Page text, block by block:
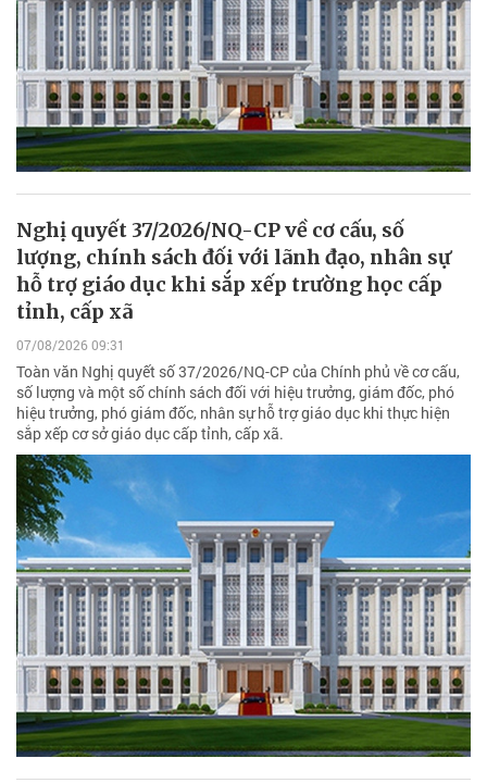
Nghị quyết 37/2026/NQ-CP về cơ cấu, số
lượng, chính sách đối với lãnh đạo, nhân sự
hỗ trợ giáo dục khi sắp xếp trường học cấp
tỉnh, cấp xã
07/08/2026 09:31
Toàn văn Nghị quyết số 37/2026/NQ-CP của Chính phủ về cơ cấu,
số lượng và một số chính sách đối với hiệu trưởng, giám đốc, phó
hiệu trưởng, phó giám đốc, nhân sự hỗ trợ giáo dục khi thực hiện
sắp xếp cơ sở giáo dục cấp tỉnh, cấp xã.